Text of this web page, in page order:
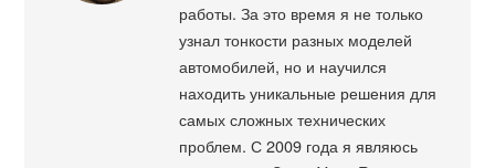
работы. За это время я не только
узнал тонкости разных моделей
автомобилей, но и научился
находить уникальные решения для
самых сложных технических
проблем. С 2009 года я являюсь